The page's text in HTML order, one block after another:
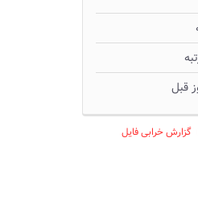
گزارش خرابی فایل